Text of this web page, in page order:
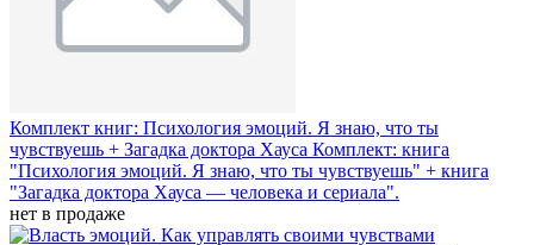
Комплект книг: Психология эмоций. Я знаю, что ты
чувствуешь + Загадка доктора Хауса Комплект: книга
"Психология эмоций. Я знаю, что ты чувствуешь" + книга
"Загадка доктора Хауса — человека и сериала".
нет в продаже